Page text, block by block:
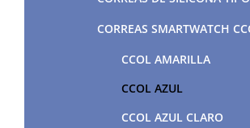
CORREAS SMARTWATCH
CCOL AMARILLA
CCOL AZUL
CCOL AZUL CLARO